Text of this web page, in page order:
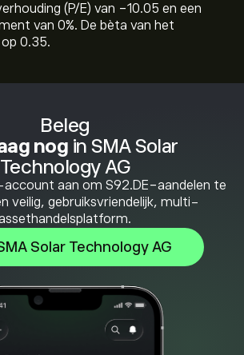
Beleg
nog in SMA Solar
Technology AG
account aan om S92.DE-aandelen te
veilig, gebruiksvriendelijk, multi-
Solar Technology AG
(P/E) van -10.05 en een
van 0%. De bèta van het
0.35.